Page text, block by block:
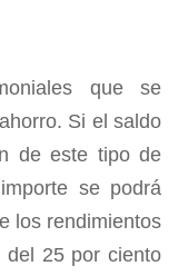
que se
Si el saldo
de este tipo de
se podrá
los rendimientos
del 25 por ciento